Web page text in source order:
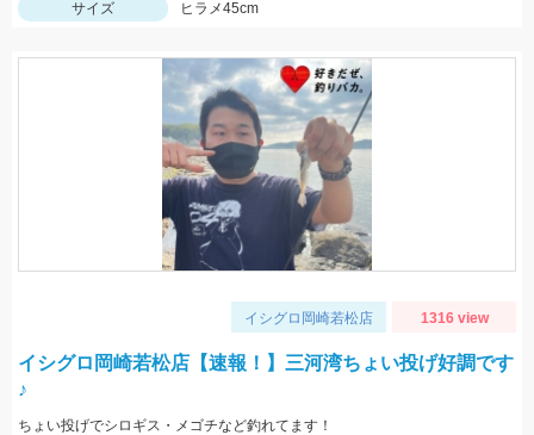
サイズ
ヒラメ45cm
イシグロ岡崎若松店 1316 view
イシグロ岡崎若松店【速報！】三河湾ちょい投げ好調です
♪
ちょい投げでシロギス・メゴチなど釣れてます！